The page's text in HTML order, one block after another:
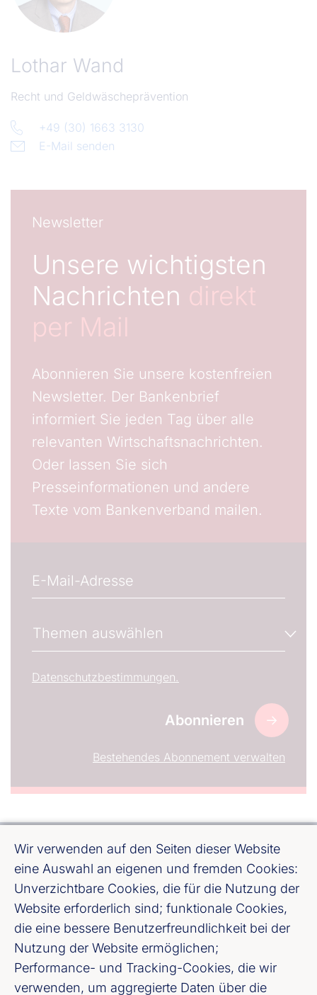
Lothar Wand
Recht und Geldwäscheprävention
+49 (30) 1663 3130
E-Mail senden
Newsletter
Unsere wichtigsten
Nachrichten direkt
per Mail
Abonnieren Sie unsere kostenfreien
Newsletter. Der Bankenbrief
informiert Sie jeden Tag über alle
relevanten Wirtschaftsnachrichten.
Oder lassen Sie sich
Presseinformationen und andere
Texte vom Bankenverband mailen.
E-Mail
Newsletter-Abonnements verwalten
Themen auswählen
Datenschutzbestimmungen.
Bestehendes Abonnement verwalten
Wir verwenden auf den Seiten dieser Website
eine Auswahl an eigenen und fremden Cookies:
Unverzichtbare Cookies, die für die Nutzung der
Website erforderlich sind; funktionale Cookies,
die eine bessere Benutzerfreundlichkeit bei der
Nutzung der Website ermöglichen;
Performance- und Tracking-Cookies, die wir
verwenden, um aggregierte Daten über die
Bundesverband deutscher Banken e. V.
Burgstraße 28, 10178 Berlin
Fußzeile (Bankenverband)
Impressum